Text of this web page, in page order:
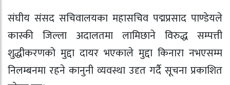
संघीय संसद सचिवालयका महासचिव पद्मप्रसाद पाण्डेयले
कास्की जिल्ला अदालतमा लामिछाने विरुद्ध सम्पत्ती
शुद्धीकरणको मुद्दा दायर भएकाले मुद्दा किनारा नभएसम्म
निलम्बनमा रहने कानुनी व्यवस्था उदृत गर्दै सूचना प्रकाशित